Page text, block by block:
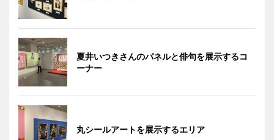
夏井いつきさんのパネルと俳句を展示するコ
ーナー
丸シールアートを展示するエリア